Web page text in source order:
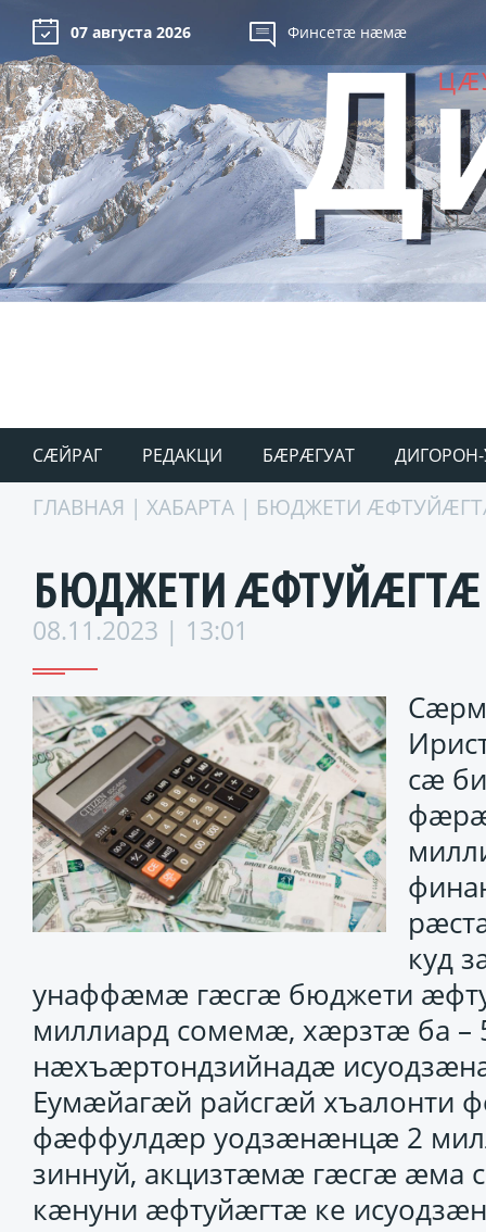
07 августа 2026 Финсетæ нæмæ
СÆЙРАГ РЕДАКЦИ БÆРÆГУАТ ДИГОРОН-
ГЛАВНАЯ | ХАБАРТА | БЮДЖЕТИ
БЮДЖЕТИ
08.11.2023 | 13:01
сæ
куд
унаффæмæ гæсгæ бюджети
миллиард сомемæ, хæрзтæ ба
нæхъæртондзийнадæ
Еумæйагæй райсгæй хъалонти
фæффулдæр уодзæнæнцæ 2
зиннуй, акцизтæмæ гæсгæ
кæнуни æфтуйæгтæ ке